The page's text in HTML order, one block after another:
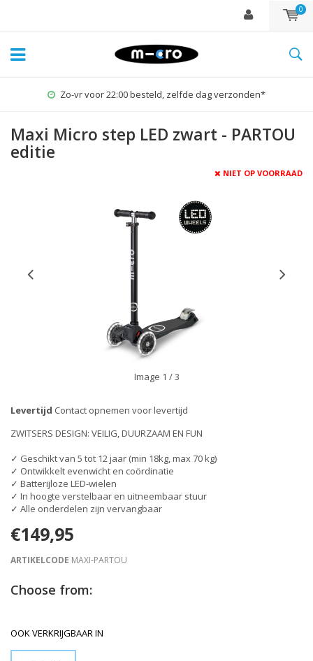
0
1% for the Planet
Maxi Micro step LED zwart - PARTOU
editie
NIET OP VOORRAAD
Image 1 / 3
Levertijd Contact opnemen voor levertijd
ZWITSERS DESIGN: VEILIG, DUURZAAM EN FUN
✓ Geschikt van 5 tot 12 jaar (min 18kg, max 70 kg)
✓ Ontwikkelt evenwicht en coördinatie
✓ Batterijloze LED-wielen
✓ In hoogte verstelbaar en uitneembaar stuur
✓ Alle onderdelen zijn vervangbaar
€149,95
ARTIKELCODE MAXI-PARTOU
Choose from:
OOK VERKRIJGBAAR IN